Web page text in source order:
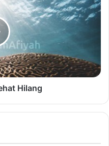
Hilang